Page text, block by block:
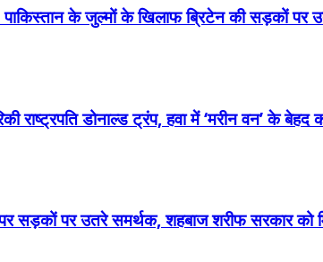
के जुल्मों के खिलाफ ब्रिटेन की सड़कों पर
राष्ट्रपति डोनाल्ड ट्रंप, हवा में ‘मरीन वन’ के
सड़कों पर उतरे समर्थक, शहबाज शरीफ सरकार को